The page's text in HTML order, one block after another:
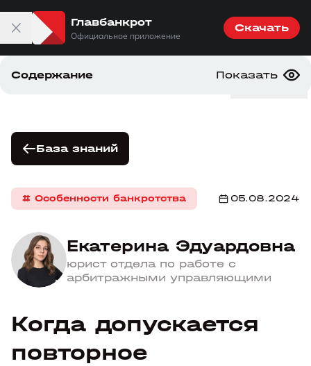
Главбанкрот
Официальное приложение
Скачать
главбанкрот Меню
База знаний
# Особенности банкротства 05.08.2024
Когда допускается
повторное
Екатерина Эдуардовна
юрист отдела по работе с
арбитражными управляющими
Содержание Показать
Можно ли повторно подать на банкротство
Как проходит процедура повторного банкротства
Последствия повторного банкротства гражданина